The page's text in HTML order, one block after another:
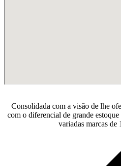
Consolidada com a visão de lhe
com o diferencial de grande
variadas marcas de